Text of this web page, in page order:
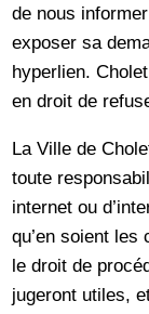
de nous
exposer sa
hyperlien.
en droit de
La Ville de
toute
internet ou
qu’en soient
le droit de
jugeront utiles,